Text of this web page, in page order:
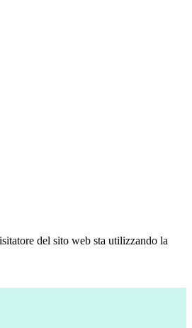
del sito web sta utilizzando la